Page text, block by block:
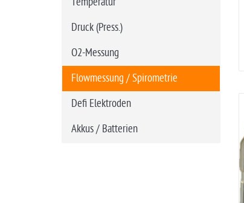
Druck (Press.)
O2-Messung
Flowmessung / Spirometrie
Defi Elektroden
Akkus / Batterien